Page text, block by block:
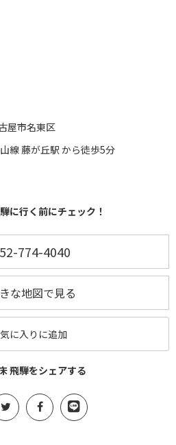
屋市名東区
線 藤が丘駅 から徒歩5分
に行く前にチェック！
774-4040
な地図で見る
に入りに追加
飛騨をシェアする